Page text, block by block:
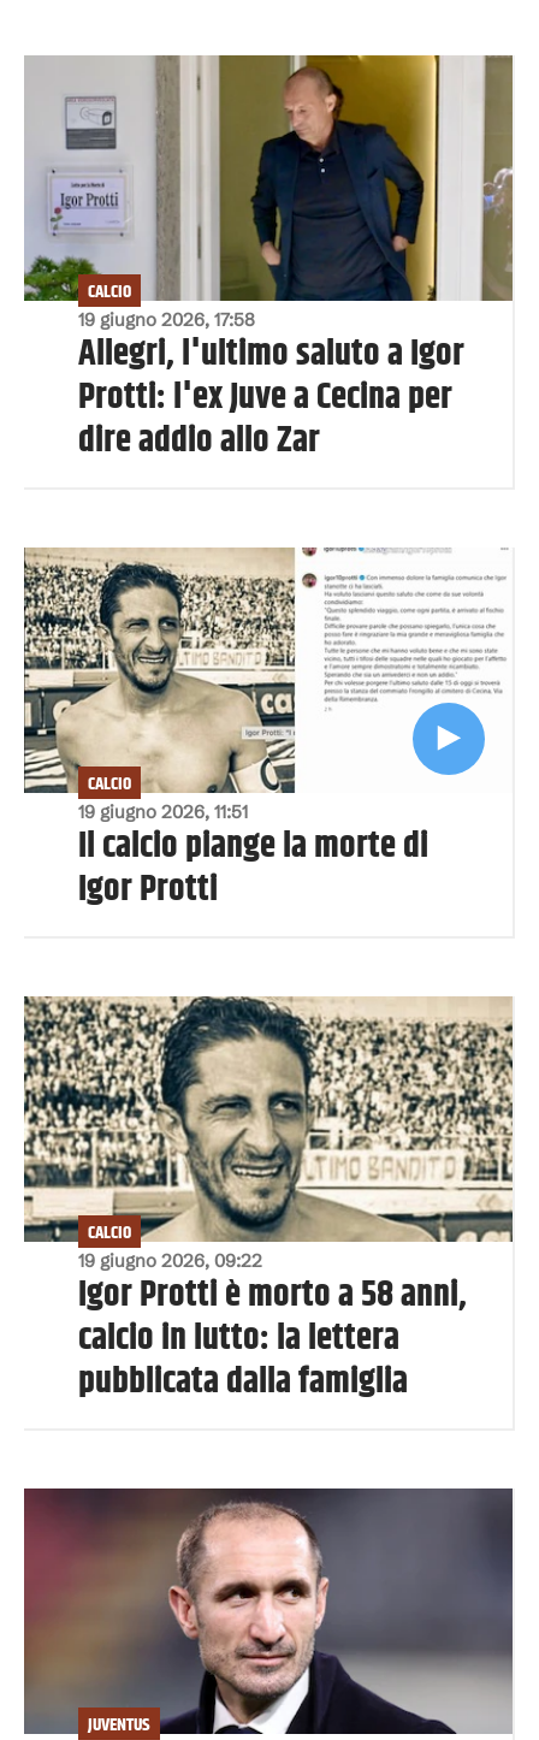
19 giugno 2026, 17:58
CALCIO
Allegri, l'ultimo saluto a Igor
Protti: l'ex Juve a Cecina per
dire addio allo Zar
19 giugno 2026, 11:51
CALCIO
Il calcio piange la morte di
Igor Protti
19 giugno 2026, 09:22
CALCIO
Igor Protti è morto a 58 anni,
calcio in lutto: la lettera
pubblicata dalla famiglia
JUVENTUS